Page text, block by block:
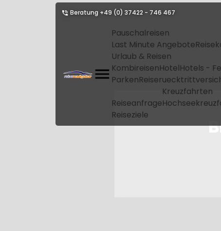
Beratung +49 (0) 37422 - 746 467
Pauschalreisen
Last Minute Angebote
Urlaub & Reisen
KombireisenHotelHotels -
Parken
Reiseanfrage
Kreuzfahrten
Reiseziele